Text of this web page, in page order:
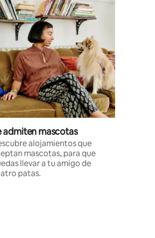
admiten mascotas
alojamientos que
mascotas, para que
llevar a tu amigo de
patas.